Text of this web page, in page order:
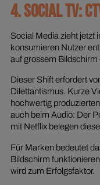
4. SOCIAL TV:
Social Media zieht jetzt
konsumieren Nutzer
auf grossem Bildschirm
Dieser Shift erfordert
Dilettantismus. Kurze
hochwertig
auch beim Audio: Der
mit Netflix belegen
Für Marken bedeutet
Bildschirm
wird zum Erfolgsfaktor.